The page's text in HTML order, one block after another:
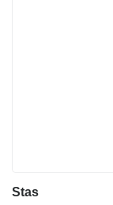
Stas